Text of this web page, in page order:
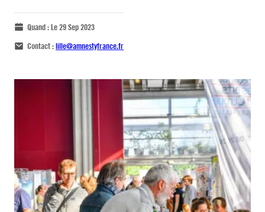
Quand :Le 29 Sep 2023
Contact :lille@amnestyfrance.fr